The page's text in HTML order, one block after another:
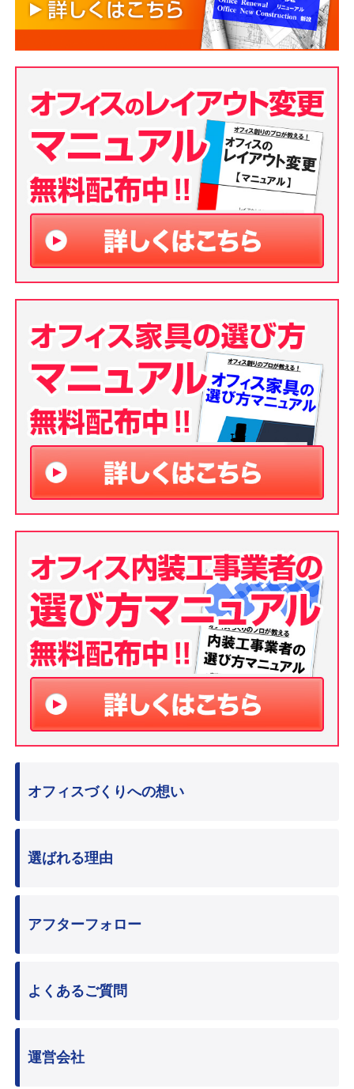
オフィスづくりへの想い
選ばれる理由
アフターフォロー
よくあるご質問
運営会社